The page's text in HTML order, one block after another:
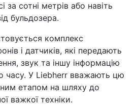
за сотні метрів або навіть
бульдозера.
комплекс
і датчиків, які передають
звук та іншу інформацію
часу. У Liebherr вважають цю
етапом на шляху до
важкої техніки.